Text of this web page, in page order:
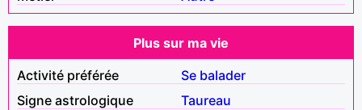
Plus sur ma vie
Activité préférée
Se balader
Signe astrologique
Taureau